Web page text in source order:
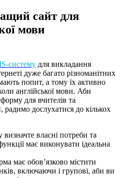
сайт для
мови
систему для викладання
дуже багато різноманітних
попит, а тому їх активно
англійської мови. Аби
для вчителів та
радимо дослухатися до кількох
власні потреби та
має виконувати ідеальна
має обов’язково містити
включаючи і групові, аби ви